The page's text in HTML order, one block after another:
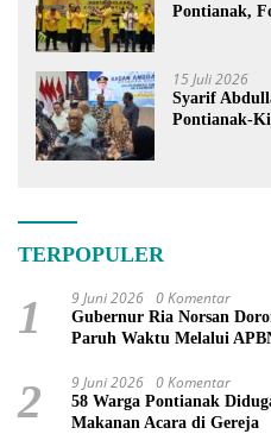
Pontianak,
15 Juli 2026
Syarif
Pontianak-
TERPOPULER
1 9 Juni 2026 0 Komentar
Gubernur Ria Norsan
Paruh Waktu Melalui
2 9 Juni 2026 0 Komentar
58 Warga Pontianak
Makanan Acara di Gereja